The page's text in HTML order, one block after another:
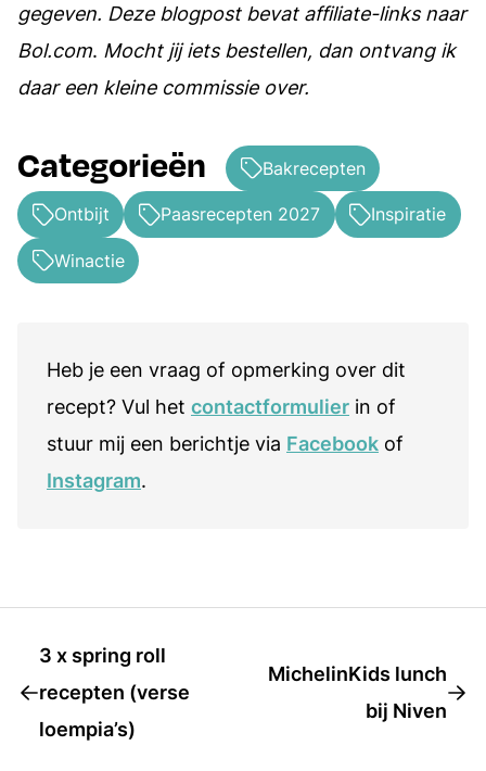
gegeven. Deze blogpost bevat affiliate-links naar
Bol.com. Mocht jij iets bestellen, dan ontvang ik
daar een kleine commissie over.
Categorieën Bakrecepten
Ontbijt Paasrecepten 2027 Inspiratie
Winactie
Heb je een vraag of opmerking over dit
recept? Vul het contactformulier in of
stuur mij een berichtje via Facebook of
Instagram.
3 x spring roll
recepten (verse
loempia’s)
MichelinKids lunch
bij Niven